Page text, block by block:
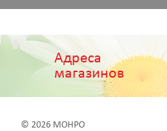
Адреса
магазинов
© 2026 МОНРО